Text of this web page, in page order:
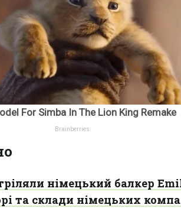
німецький балкер
та склади німецьких